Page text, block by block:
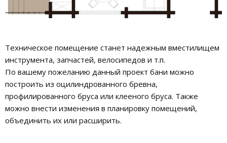
Техническое помещение станет надежным вместилищем
инструмента, запчастей, велосипедов и т.п.
По вашему пожеланию данный проект бани можно
построить из оцилиндрованного бревна,
профилированного бруса или клееного бруса. Также
можно внести изменения в планировку помещений,
объединить их или расширить.